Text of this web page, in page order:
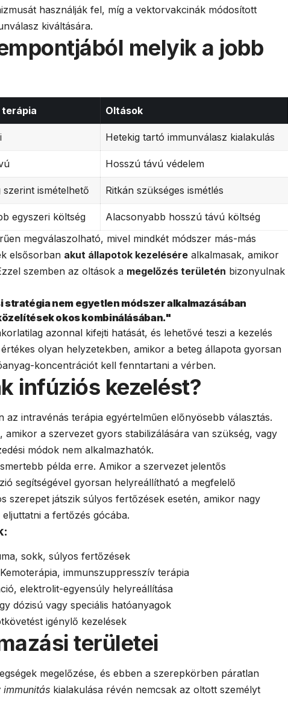
használják fel, míg a vektorvakcinák módosított
kiváltására.
melyik a jobb
terápia Oltások
Hetekig tartó immunválasz kialakulás
Hosszú távú védelem
szerint ismételhető Ritkán szükséges ismétlés
egyszeri költség
Alacsonyabb hosszú távú költség
megválaszolható, mivel mindkét módszer más-más
elsősorban akut állapotok kezelésére alkalmasak, amikor
szemben az oltások a megelőzés területén bizonyulnak
nem egyetlen módszer alkalmazásában
okos kombinálásában."
azonnal kifejti hatását, és lehetővé teszi a kezelés
olyan helyzetekben, amikor a beteg állapota gyorsan
koncentrációt kell fenntartani a vérben.
infúziós kezelést?
az intravénás terápia egyértelműen előnyösebb választás.
a szervezet gyors stabilizálására van szükség, vagy
módok nem alkalmazhatók.
példa erre. Amikor a szervezet jelentős
segítségével gyorsan helyreállítható a megfelelő
szerepet játszik súlyos fertőzések esetén, amikor nagy
a fertőzés gócába.
sokk, súlyos fertőzések
immunszuppresszív terápia
elektrolit-egyensúly helyreállítása
dózisú vagy speciális hatóanyagok
igénylő kezelések
területei
megelőzése, és ebben a szerepkörben páratlan
kialakulása révén nemcsak az oltott személyt